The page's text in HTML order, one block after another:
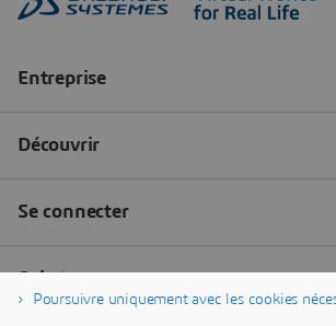
Poursuivre uniquement avec les cookies